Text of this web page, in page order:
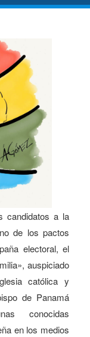
candidatos a la
de los pactos
electoral, el
auspiciado
católica y
de Panamá
conocidas
en los medios